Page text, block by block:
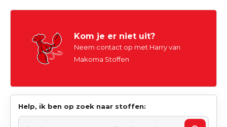
Kom je er niet uit?
Neem contact op met Harry van
Makoma Stoffen
Help, ik ben op zoek naar stoffen: